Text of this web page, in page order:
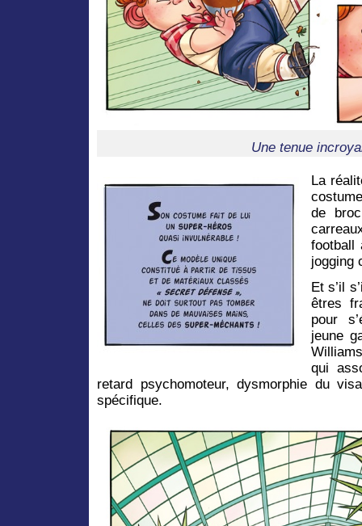
Une tenue
La
de
football
jogging
Et s’il
êtres
pour
jeune
qui
retard psychomoteur, dysmorphie du
spécifique.